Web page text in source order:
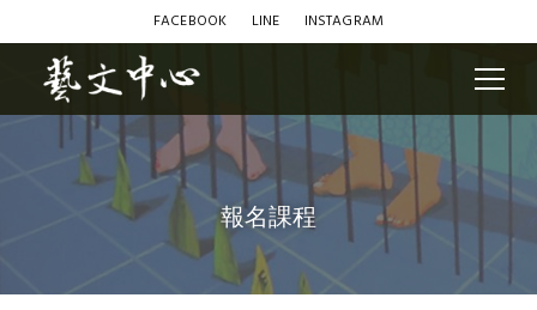
FACEBOOK LINE INSTAGRAM
報名課程